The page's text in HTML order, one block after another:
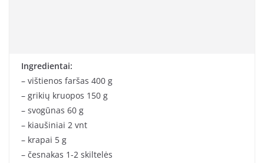
Ingredientai:
– vištienos faršas 400 g
– grikių kruopos 150 g
– svogūnas 60 g
– kiaušiniai 2 vnt
– krapai 5 g
– česnakas 1-2 skiltelės